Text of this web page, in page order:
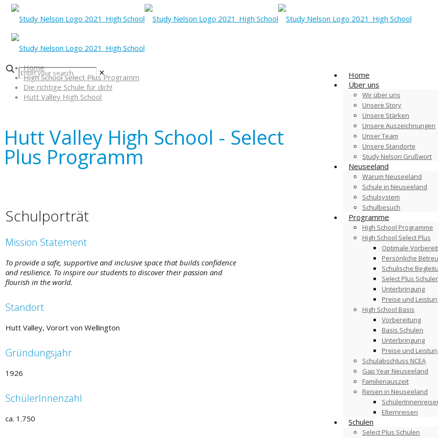
Home
Über uns
Wir über uns
Unsere Story
Unsere Stärken
Unsere Auszeichnungen
Unser Team
Unsere Standorte
Study Nelson Grußwort
Neuseeland
Warum Neuseeland
Schule in Neuseeland
Schulsystem
Schulbesuch
Programme
High School Programme
High School Select Plus
Optimale
Persönliche
Schulische
Select Plus
Unterbringung
Preise und
High School Basis
Vorbereitung
Basis Schulen
Unterbringung
Preise und
Schulabschluss NCEA
Gap Year Neuseeland
Familienauszeit
Reisen in Neuseeland
Elternreisen
Schulen
Select Plus Schulen
✕
Home
High School Select Plus Programm
Die richtige Schule für dich!
Hutt Valley High School
Hutt Valley High School - Select
Plus Programm
Schulporträt
Mission Statement
To provide a safe, supportive and inclusive space that builds confidence
and resilience. To inspire our students to discover their passion and
flourish in the world.
Standort
Hutt Valley, Vorort von Wellington
Gründungsjahr
1926
SchülerInnenzahl
ca. 1.750